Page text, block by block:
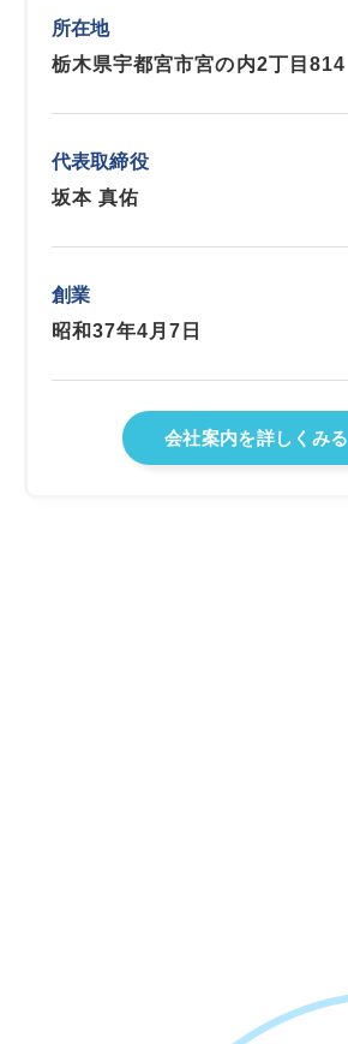
所在地
栃木県宇都宮市宮の内2丁目814
代表取締役
坂本 真佑
創業
昭和37年4月7日
会社案内を詳しくみる